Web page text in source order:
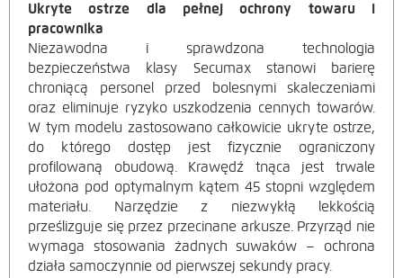
Ukryte ostrze dla pełnej ochrony towaru i
pracownika
Niezawodna i sprawdzona technologia
bezpieczeństwa klasy Secumax stanowi barierę
chroniącą personel przed bolesnymi skaleczeniami
oraz eliminuje ryzyko uszkodzenia cennych towarów.
W tym modelu zastosowano całkowicie ukryte ostrze,
do którego dostęp jest fizycznie ograniczony
profilowaną obudową. Krawędź tnąca jest trwale
ułożona pod optymalnym kątem 45 stopni względem
materiału. Narzędzie z niezwykłą lekkością
prześlizguje się przez przecinane arkusze. Przyrząd nie
wymaga stosowania żadnych suwaków – ochrona
działa samoczynnie od pierwszej sekundy pracy.